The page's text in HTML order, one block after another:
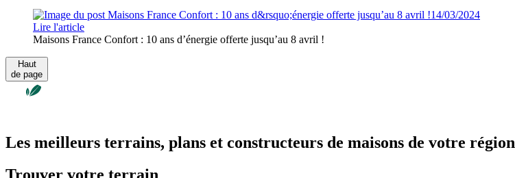
14/03/2024
Lire l'article
Maisons France Confort : 10 ans d’énergie offerte jusqu’au 8 avril !
Haut
de page
Les meilleurs terrains, plans et constructeurs de maisons de votre région